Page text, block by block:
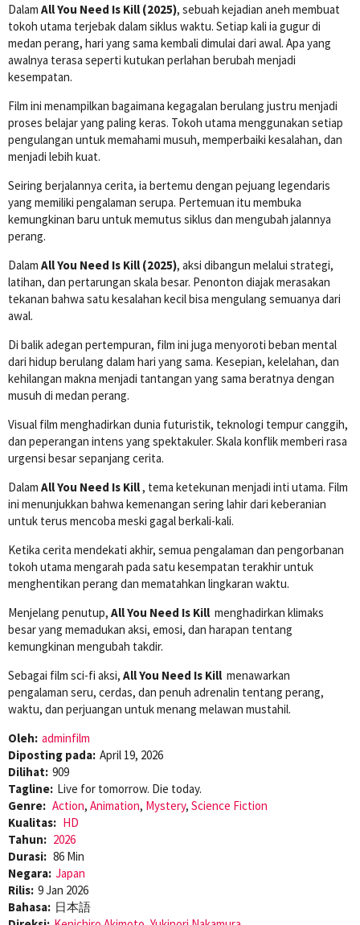
Dalam All You Need Is Kill (2025), sebuah kejadian aneh membuat
tokoh utama terjebak dalam siklus waktu. Setiap kali ia gugur di
medan perang, hari yang sama kembali dimulai dari awal. Apa yang
awalnya terasa seperti kutukan perlahan berubah menjadi
kesempatan.
Film ini menampilkan bagaimana kegagalan berulang justru menjadi
proses belajar yang paling keras. Tokoh utama menggunakan setiap
pengulangan untuk memahami musuh, memperbaiki kesalahan, dan
menjadi lebih kuat.
Seiring berjalannya cerita, ia bertemu dengan pejuang legendaris
yang memiliki pengalaman serupa. Pertemuan itu membuka
kemungkinan baru untuk memutus siklus dan mengubah jalannya
perang.
Dalam All You Need Is Kill (2025), aksi dibangun melalui strategi,
latihan, dan pertarungan skala besar. Penonton diajak merasakan
tekanan bahwa satu kesalahan kecil bisa mengulang semuanya dari
awal.
Di balik adegan pertempuran, film ini juga menyoroti beban mental
dari hidup berulang dalam hari yang sama. Kesepian, kelelahan, dan
kehilangan makna menjadi tantangan yang sama beratnya dengan
musuh di medan perang.
Visual film menghadirkan dunia futuristik, teknologi tempur canggih,
dan peperangan intens yang spektakuler. Skala konflik memberi rasa
urgensi besar sepanjang cerita.
Dalam All You Need Is Kill, tema ketekunan menjadi inti utama. Film
ini menunjukkan bahwa kemenangan sering lahir dari keberanian
untuk terus mencoba meski gagal berkali-kali.
Ketika cerita mendekati akhir, semua pengalaman dan pengorbanan
tokoh utama mengarah pada satu kesempatan terakhir untuk
menghentikan perang dan mematahkan lingkaran waktu.
Menjelang penutup, All You Need Is Kill menghadirkan klimaks
besar yang memadukan aksi, emosi, dan harapan tentang
kemungkinan mengubah takdir.
Sebagai film sci-fi aksi, All You Need Is Kill menawarkan
pengalaman seru, cerdas, dan penuh adrenalin tentang perang,
waktu, dan perjuangan untuk menang melawan mustahil.
Oleh: adminfilm
Diposting pada: April 19, 2026
Dilihat: 909
Tagline: Live for tomorrow. Die today.
Genre: Action, Animation, Mystery, Science Fiction
Kualitas: HD
Tahun: 2026
Durasi: 86 Min
Negara: Japan
Rilis: 9 Jan 2026
Bahasa: 日本語